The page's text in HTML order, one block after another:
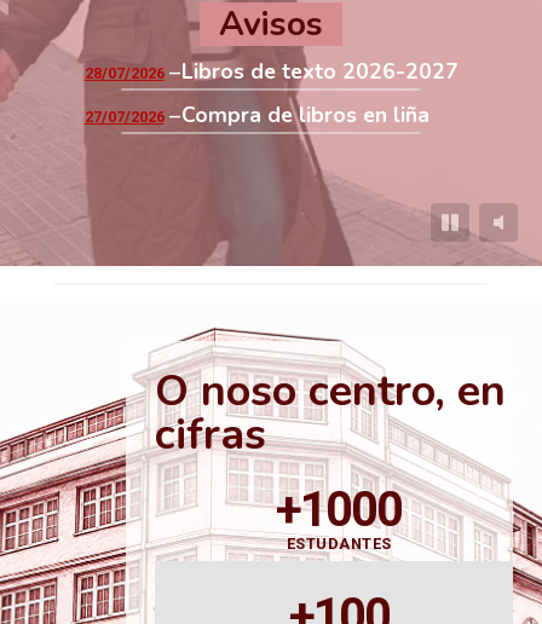
Avisos
28/07/2026 Libros de texto 2026-2027
27/07/2026 Compra de libros en liña
O noso centro, en
cifras
+1000
ESTUDANTES